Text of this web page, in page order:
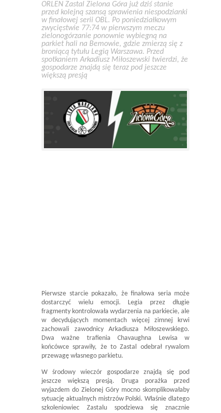
ORLEN Zastal Zielona Góra już dziś stanie
przed kolejną szansą sprawienia niespodzianki
w finałowej serii OBL. Po poniedziałkowym
zwycięstwie 77:74 w pierwszym meczu
zielonogórzanie ponownie wybiegną na
parkiet hali na Bemowie, gdzie zmierzą się z
broniącą tytułu Legią Warszawa. Przed
spotkaniem Arkadiusz Miłoszewski twierdzi, że
gospodarze znajdą się teraz pod jeszcze
większą presją
Pierwsze starcie pokazało, że finałowa seria może
dostarczyć wielu emocji. Legia przez długie
fragmenty kontrolowała wydarzenia na parkiecie, ale
w decydujących momentach więcej zimnej krwi
zachowali zawodnicy Arkadiusza Miłoszewskiego.
Dwa ważne trafienia Chavaughna Lewisa w
końcówce sprawiły, że to Zastal odebrał rywalom
przewagę własnego parkietu.
W środowy wieczór gospodarze znajdą się pod
jeszcze większą presją. Druga porażka przed
wyjazdem do Zielonej Góry mocno skomplikowałaby
sytuację aktualnych mistrzów Polski. Właśnie dlatego
szkoleniowiec Zastalu spodziewa się znacznie